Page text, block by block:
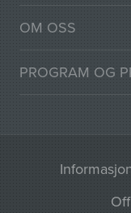
OM OSS
PROGRAM OG